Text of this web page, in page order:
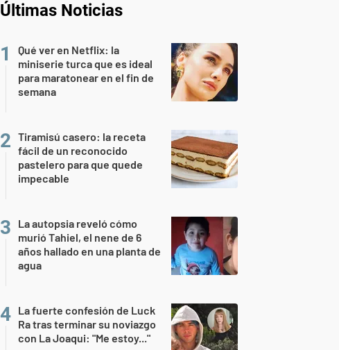
Últimas Noticias
Qué ver en Netflix: la
miniserie turca que es ideal
para maratonear en el fin de
semana
Tiramisú casero: la receta
fácil de un reconocido
pastelero para que quede
impecable
La autopsia reveló cómo
murió Tahiel, el nene de 6
años hallado en una planta de
agua
La fuerte confesión de Luck
Ra tras terminar su noviazgo
con La Joaqui: "Me estoy..."